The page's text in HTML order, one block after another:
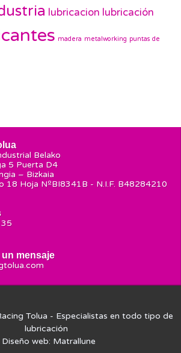
lubricacion lubricación
madera metalworking puntas de
Belako
5 Puerta D4
– Bizkaia
18 Hoja NºBI8341B - N.I.F. B48284210
mensaje
Tolua - Especialistas en todo tipo de
lubricación
Diseño web: Matrallune